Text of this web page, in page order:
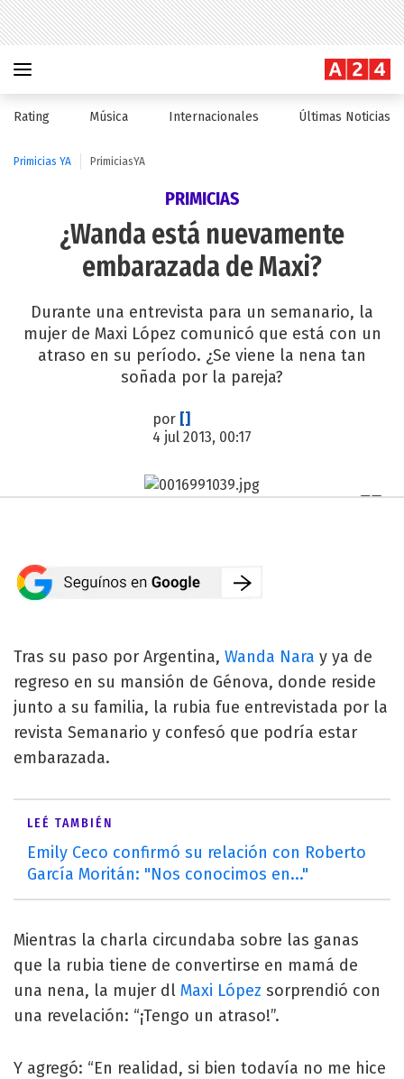
Rating Música Internacionales Últimas Noticias
Primicias YA PrimiciasYA
PRIMICIAS
¿Wanda está nuevamente
embarazada de Maxi?
Durante una entrevista para un semanario, la
mujer de Maxi López comunicó que está con un
atraso en su período. ¿Se viene la nena tan
soñada por la pareja?
por []
4 jul 2013, 00:17
Tras su paso por Argentina, Wanda Nara y ya de
regreso en su mansión de Génova, donde reside
junto a su familia, la rubia fue entrevistada por la
revista Semanario y confesó que podría estar
embarazada.
LEÉ TAMBIÉN
Emily Ceco confirmó su relación con Roberto
García Moritán: "Nos conocimos en..."
Mientras la charla circundaba sobre las ganas
que la rubia tiene de convertirse en mamá de
una nena, la mujer dl Maxi López sorprendió con
una revelación: “¡Tengo un atraso!”.
Y agregó: “En realidad, si bien todavía no me hice